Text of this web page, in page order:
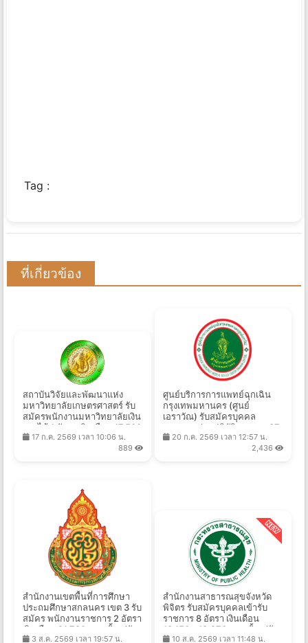
Tag :
ที่เกี่ยวข้อง
สถาบันวิจัยและพัฒนาแห่ง
มหาวิทยาลัยเกษตรศาสตร์ รับ
สมัครพนักงานมหาวิทยาลัยเงิน
รายได้ 1 อัตรา เงินเดือน 17,500
บาท ตั้งแต่บัดนี้ถึง 27 ส.ค.
17 ก.ค. 2569 เวลา 10:06 น.
889
ศูนย์บริการการแพทย์ฉุกเฉิน
กรุงเทพมหานคร (ศูนย์
เอราวัณ) รับสมัครบุคคล
ภายนอกช่วยปฏิบัติราชการ 37
อัตรา ตั้งแต่วันที่ 20 ก.ค. - 21
20 ก.ค. 2569 เวลา 12:57 น.
2,436
สำนักงานเขตพื้นที่การศึกษา
ประถมศึกษาสกลนคร เขต 3 รับ
สมัคร พนักงานราชการ 2 อัตรา
เงินเดือน 21,780 บาท ตั้งแต่วัน
ที่ 10-14 ส.ค. 2569
3 ส.ค. 2569 เวลา 19:57 น.
สํานักงานสาธารณสุขจังหวัด
พิจิตร รับสมัครบุคคลเข้ารับ
ราชการ 8 อัตรา เงินเดือน
18,150 - 19,970 บาท ตั้งแต่วัน
ที่ 10 - 17 ส.ค. 2569
10 ส.ค. 2569 เวลา 11:48 น.